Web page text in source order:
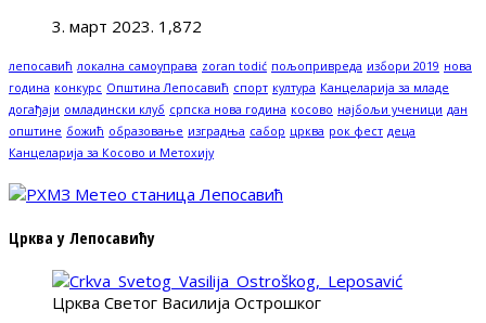
3. март 2023. 1,872
лепосавић локална самоуправа zoran todić пољопривреда избори 2019 нова
година конкурс Општина Лепосавић спорт култура Канцеларија за младе
догађаји омладински клуб српска нова година косово најбољи ученици дан
општине божић образовање изградња сабор црква рок фест деца
Канцеларија за Косово и Метохију
Црква у Лепосавићу
Црква Светог Василија Острошког